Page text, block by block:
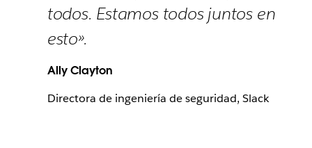
todos. Estamos todos juntos en
esto».
Ally Clayton
Directora de ingeniería de seguridad, Slack